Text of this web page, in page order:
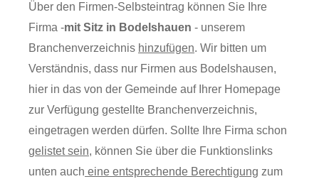
Über den Firmen-Selbsteintrag können Sie Ihre
Firma -mit Sitz in Bodelshauen - unserem
Branchenverzeichnis hinzufügen. Wir bitten um
Verständnis, dass nur Firmen aus Bodelshausen,
hier in das von der Gemeinde auf Ihrer Homepage
zur Verfügung gestellte Branchenverzeichnis,
eingetragen werden dürfen. Sollte Ihre Firma schon
gelistet sein, können Sie über die Funktionslinks
unten auch eine entsprechende Berechtigung zum